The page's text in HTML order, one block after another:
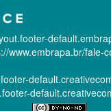
www.embrapa.br/fale-